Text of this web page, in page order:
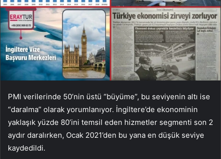
PMI verilerinde 50’nin üstü “büyüme”, bu seviyenin altı ise
“daralma” olarak yorumlanıyor. İngiltere’de ekonominin
yaklaşık yüzde 80’ini temsil eden hizmetler segmenti son 2
aydır daralırken, Ocak 2021’den bu yana en düşük seviye
kaydedildi.